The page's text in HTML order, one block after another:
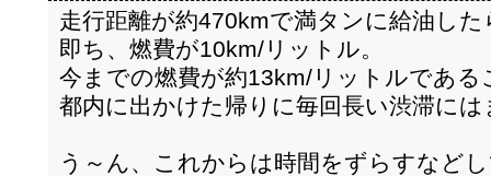
走行距離が約470kmで満タンに給油し
即ち、燃費が10km/リットル。
今までの燃費が約13km/リットルであ
都内に出かけた帰りに毎回長い渋滞に
う～ん、これからは時間をずらすなど